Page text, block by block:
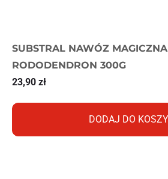
SUBSTRAL NAWÓZ
RODODENDRON 300G
23,90 zł
DODAJ DO